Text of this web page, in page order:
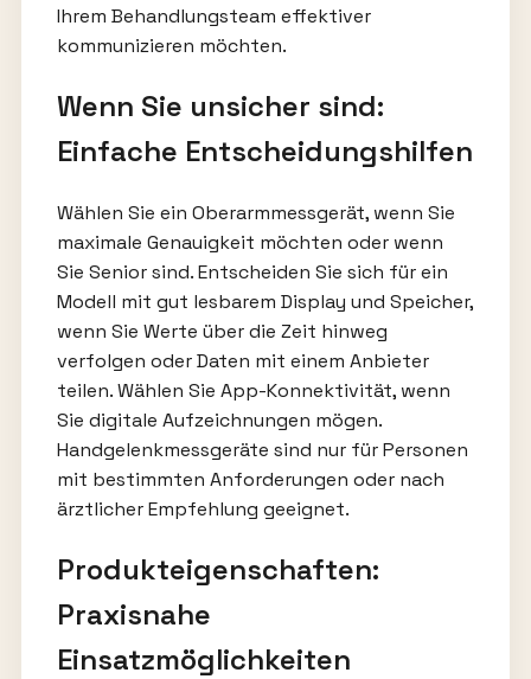
Ihrem Behandlungsteam effektiver
kommunizieren möchten.
Wenn Sie unsicher sind:
Einfache Entscheidungshilfen
Wählen Sie ein Oberarmmessgerät, wenn Sie
maximale Genauigkeit möchten oder wenn
Sie Senior sind. Entscheiden Sie sich für ein
Modell mit gut lesbarem Display und Speicher,
wenn Sie Werte über die Zeit hinweg
verfolgen oder Daten mit einem Anbieter
teilen. Wählen Sie App-Konnektivität, wenn
Sie digitale Aufzeichnungen mögen.
Handgelenkmessgeräte sind nur für Personen
mit bestimmten Anforderungen oder nach
ärztlicher Empfehlung geeignet.
Produkteigenschaften:
Praxisnahe
Einsatzmöglichkeiten